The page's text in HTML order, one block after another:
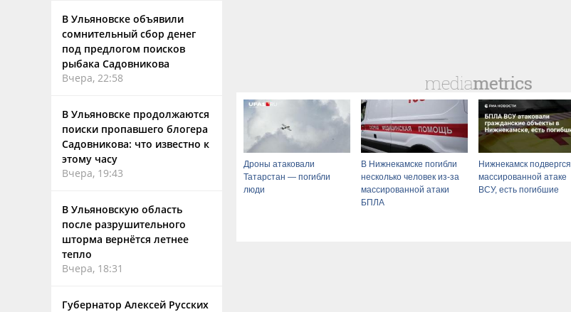
В Ульяновске объявили
сомнительный сбор денег
под предлогом поисков
рыбака Садовникова
Вчера, 22:58
В Ульяновске продолжаются
поиски пропавшего блогера
Садовникова: что известно к
этому часу
Вчера, 19:43
В Ульяновскую область
после разрушительного
шторма вернётся летнее
тепло
Вчера, 18:31
Губернатор Алексей Русских
Дроны атаковали
Татарстан — погибли
люди
В Нижнекамске погибли
несколько человек из-за
массированной атаки
БПЛА
Нижнекамск подвергся
массированной атаке
ВСУ, есть погибшие